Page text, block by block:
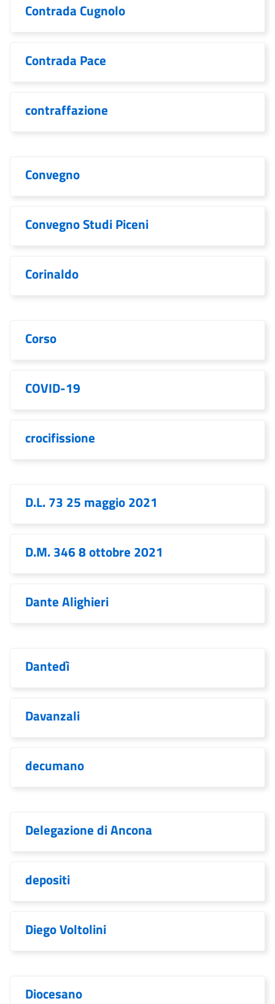
Contrada Cugnolo
Contrada Pace
contraffazione
Convegno
Convegno Studi Piceni
Corinaldo
Corso
COVID-19
crocifissione
D.L. 73 25 maggio 2021
D.M. 346 8 ottobre 2021
Dante Alighieri
Dantedì
Davanzali
decumano
Delegazione di Ancona
depositi
Diego Voltolini
Diocesano